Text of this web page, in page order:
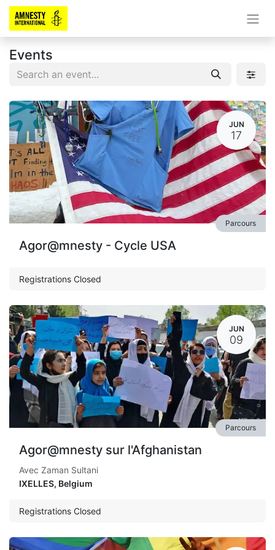
Events
JUN
17
Agor@mnesty - Cycle USA
Parcours
Registrations Closed
JUN
09
Agor@mnesty sur l'Afghanistan
Avec Zaman Sultani
Parcours
IXELLES, Belgium
Registrations Closed